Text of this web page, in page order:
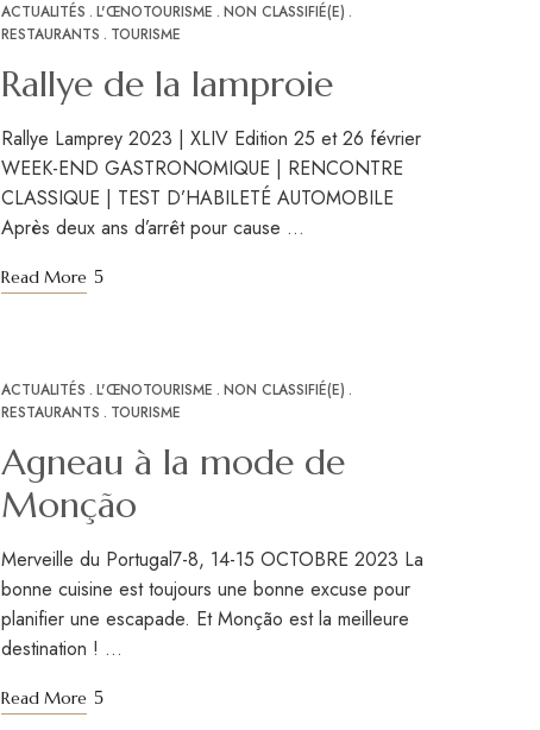
NOV
10
ACTUALITÉS L'ŒNOTOURISME NON CLASSIFIÉ(E)
RESTAURANTS
TOURISME
Rallye de la lamproie
Rallye Lamprey 2023 | XLIV Edition 25 et 26 février
WEEK-END GASTRONOMIQUE | RENCONTRE
CLASSIQUE | TEST D’HABILETÉ AUTOMOBILE
Après deux ans d’arrêt pour cause …
Read More
NOV
10
ACTUALITÉS L'ŒNOTOURISME NON CLASSIFIÉ(E)
RESTAURANTS
TOURISME
Agneau à la mode de
Monção
Merveille du Portugal7-8, 14-15 OCTOBRE 2023 La
bonne cuisine est toujours une bonne excuse pour
planifier une escapade. Et Monção est la meilleure
destination ! …
Read More